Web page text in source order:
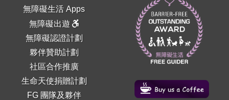
無障礙生活 Apps
無障礙出遊
無障礙認證計劃
夥伴贊助計劃
社區合作推廣
生命天使捐贈計劃
FG 團隊及夥伴